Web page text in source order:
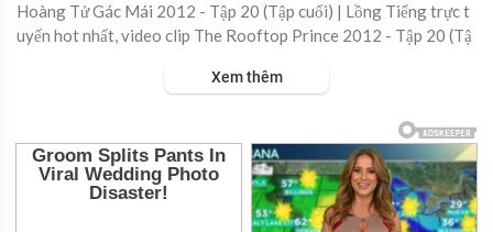
Hoàng Tử Gác Mái 2012 - Tập 20 (Tập cuối) | Lồng Tiếng trực t
uyến hot nhất, video clip The Rooftop Prince 2012 - Tập 20 (Tậ
Xem thêm